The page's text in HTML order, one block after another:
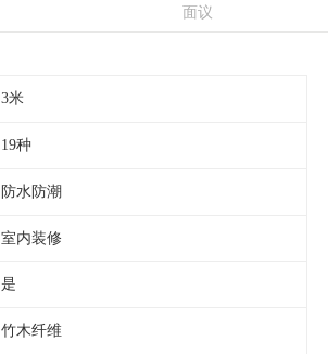
面议
3米
19种
防水防潮
室内装修
是
竹木纤维